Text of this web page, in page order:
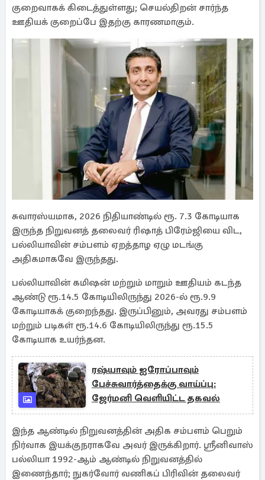
குறைவாகக் கிடைத்துள்ளது; செயல்திறன் சார்ந்த
ஊதியக் குறைப்பே இதற்கு காரணமாகும்.
சுவாரஸ்யமாக, 2026 நிதியாண்டில் ரூ. 7.3 கோடியாக
இருந்த நிறுவனத் தலைவர் ரிஷாத் பிரேம்ஜியை விட,
பல்லியாவின் சம்பளம் ஏறத்தாழ ஏழு மடங்கு
அதிகமாகவே இருந்தது.
பல்லியாவின் கமிஷன் மற்றும் மாறும் ஊதியம் கடந்த
ஆண்டு ரூ.14.5 கோடியிலிருந்து 2026-ல் ரூ.9.9
கோடியாகக் குறைந்தது. இருப்பினும், அவரது சம்பளம்
மற்றும் படிகள் ரூ.14.6 கோடியிலிருந்து ரூ.15.5
கோடியாக உயர்ந்தன.
ரஷ்யாவும் ஐரோப்பாவும்
பேச்சுவார்த்தைக்கு வாய்ப்பு:
ஜேர்மனி வெளியிட்ட தகவல்
இந்த ஆண்டில் நிறுவனத்தின் அதிக சம்பளம் பெறும்
நிர்வாக இயக்குநராகவே அவர் இருக்கிறார். ஸ்ரீனிவாஸ்
பல்லியா 1992-ஆம் ஆண்டில் நிறுவனத்தில்
இணைந்தார்; நுகர்வோர் வணிகப் பிரிவின் தலைவர்